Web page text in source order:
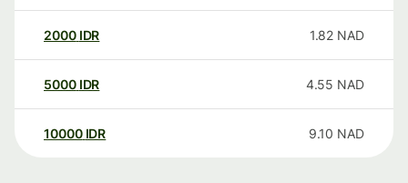
2000 IDR 1.82 NAD
5000 IDR 4.55 NAD
10000 IDR 9.10 NAD